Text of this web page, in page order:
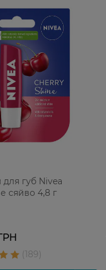
для губ Nivea
сяйво 4,8 г